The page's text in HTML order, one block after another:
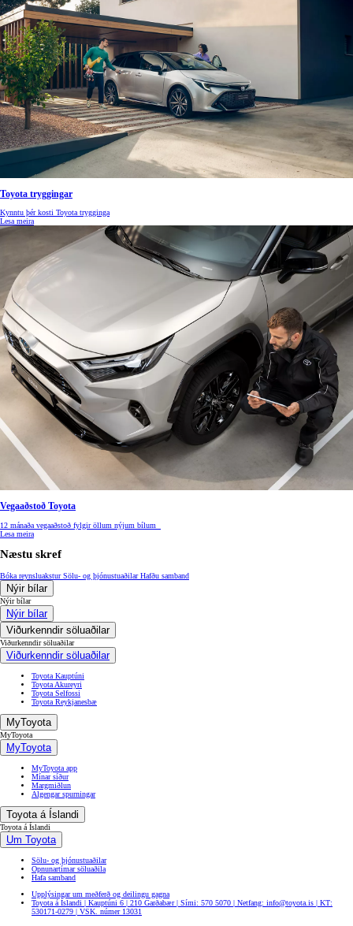
Toyota tryggingar
Kynntu þér kosti Toyota trygginga
Lesa meira
Vegaaðstoð Toyota
12 mánaða vegaaðstoð fylgir öllum nýjum bílum
Lesa meira
Næstu skref
Bóka reynsluaksturSölu- og þjónustuaðilarHafðu samband
Nýir bílar
Nýir bílar
Nýir bílar
Viðurkenndir söluaðilar
Viðurkenndir söluaðilar
Viðurkenndir söluaðilar
Toyota Kauptúni
Toyota Akureyri
Toyota Selfossi
Toyota Reykjanesbæ
MyToyota
MyToyota
MyToyota
MyToyota app
Mínar síður
Margmiðlun
Algengar spurningar
Toyota á Íslandi
Toyota á Íslandi
Um Toyota
Sölu- og þjónustuaðilar
Opnunartímar söluaðila
Hafa samband
Upplýsingar um meðferð og deilingu gagna
Toyota á Íslandi | Kauptúni 6 | 210 Garðabær | Sími: 570 5070 | Netfang: info@toyota.is | KT:
530171-0279 | VSK. númer 13031